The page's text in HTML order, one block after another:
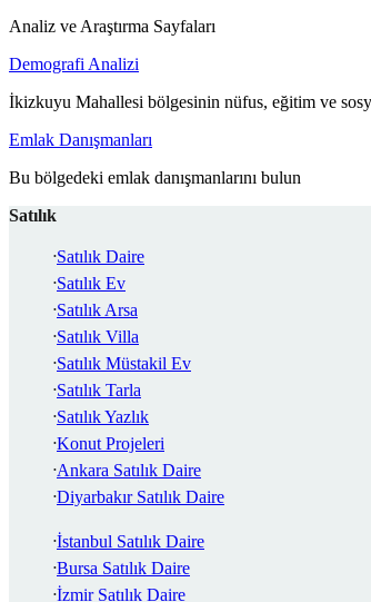
Analiz ve Araştırma Sayfaları
Demografi Analizi
İkizkuyu Mahallesi bölgesinin nüfus, eğitim ve
Emlak Danışmanları
Bu bölgedeki emlak danışmanlarını bulun
Satılık
Satılık Daire
Satılık Ev
Satılık Arsa
Satılık Villa
Satılık Müstakil Ev
Satılık Tarla
Satılık Yazlık
Konut Projeleri
Ankara Satılık Daire
Diyarbakır Satılık Daire
İstanbul Satılık Daire
Bursa Satılık Daire
İzmir Satılık Daire